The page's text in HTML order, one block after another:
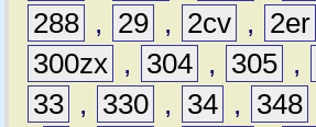
288 , 29 , 2cv , 2er
300zx , 304 , 305 ,
33 , 330 , 34 , 348